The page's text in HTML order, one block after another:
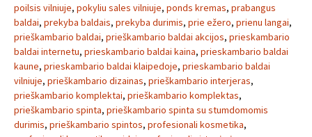
poilsis vilniuje, pokyliu sales vilniuje, ponds kremas, prabangus
baldai, prekyba baldais, prekyba durimis, prie ežero, prienu langai,
prieškambario baldai, prieškambario baldai akcijos, prieskambario
baldai internetu, prieskambario baldai kaina, prieskambario baldai
kaune, prieskambario baldai klaipedoje, prieskambario baldai
vilniuje, prieškambario dizainas, prieškambario interjeras,
prieškambario komplektai, prieškambario komplektas,
prieškambario spinta, prieškambario spinta su stumdomomis
durimis, prieškambario spintos, profesionali kosmetika,